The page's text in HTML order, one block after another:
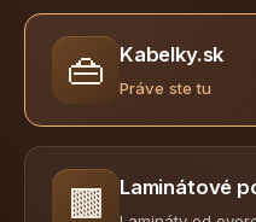
👜 Kabelky.sk
Práve ste tu
🟫 Laminátové